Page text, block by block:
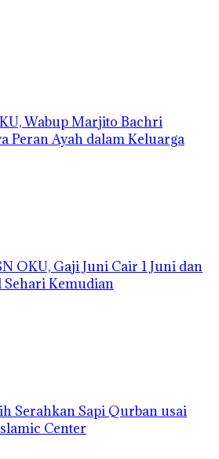
Wabup Marjito Bachri
Peran Ayah dalam Keluarga
OKU, Gaji Juni Cair 1 Juni dan
Sehari Kemudian
Serahkan Sapi Qurban usai
Center